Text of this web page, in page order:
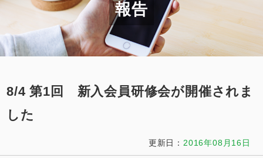
報告
8/4 第1回 新入会員研修会が開催されま
した
更新日： 2016年08月16日